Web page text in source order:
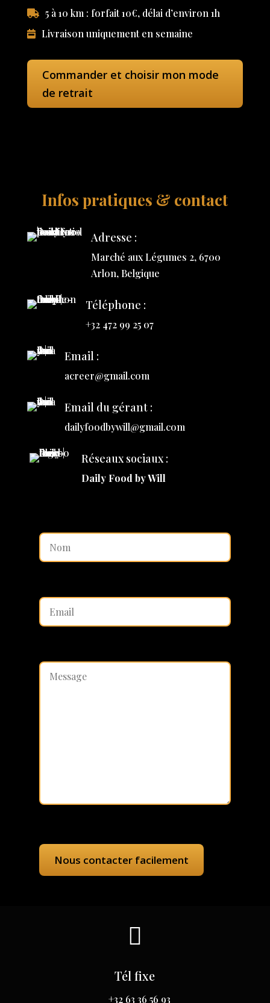
5 à 10 km : forfait 10€, délai d’environ 1h
Livraison uniquement en semaine
Commander et choisir mon mode
de retrait
Infos pratiques & contact
Adresse :
Marché aux Légumes 2, 6700
Arlon, Belgique
Téléphone :
+32 472 99 25 07
Email :
acreer@gmail.com
Email du gérant :
dailyfoodbywill@gmail.com
Réseaux sociaux :
Daily Food by Will

Tél fixe
+32 63 36 56 93